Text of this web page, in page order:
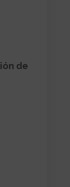
de